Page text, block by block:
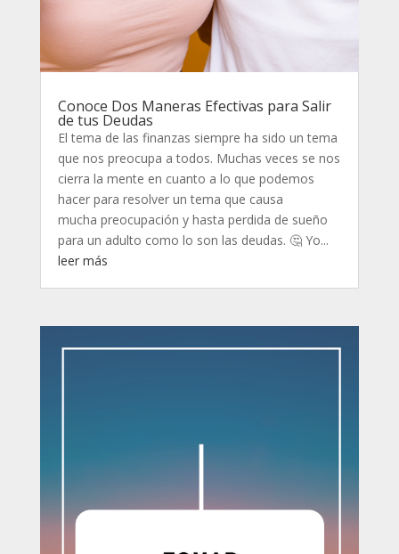
Conoce Dos Maneras Efectivas para Salir
de tus Deudas
El tema de las finanzas siempre ha sido un tema
que nos preocupa a todos. Muchas veces se nos
cierra la mente en cuanto a lo que podemos
hacer para resolver un tema que causa
mucha preocupación y hasta perdida de sueño
para un adulto como lo son las deudas. 🤔 Yo...
leer más